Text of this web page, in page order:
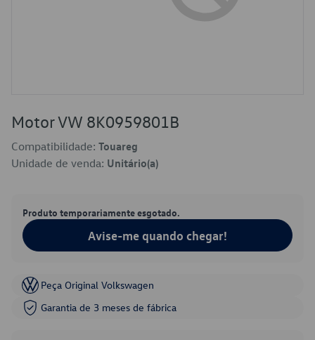
Motor VW 8K0959801B
Compatibilidade: Touareg
Unidade de venda: Unitário(a)
Produto temporariamente esgotado.
Avise-me quando chegar!
Peça Original Volkswagen
Garantia de 3 meses de fábrica